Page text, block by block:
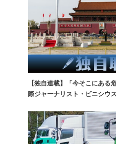
【独自連載】「今そこにあ
際ジャーナリスト・ビニシウ